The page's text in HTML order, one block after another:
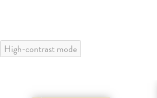
High-contrast mode